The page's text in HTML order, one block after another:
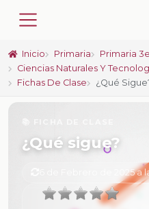
Inicio Primaria
Primaria
Ciencias Naturales Y
Fichas De Clase
¿Qué
¿Qué sigue?
6 de Febrero de 2025 a